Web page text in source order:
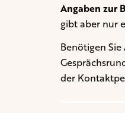
Angaben zur
gibt aber nur
Benötigen
der